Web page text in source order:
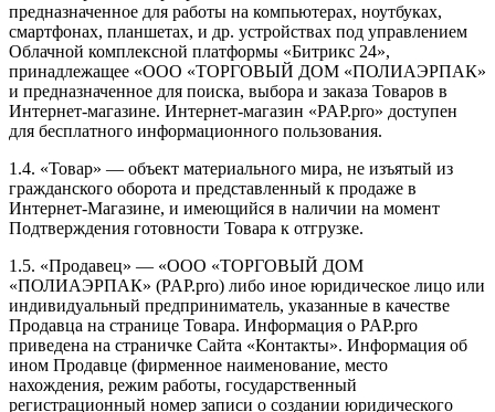
предназначенное для работы на компьютерах, ноутбуках,
смартфонах, планшетах, и др. устройствах под управлением
Облачной комплексной платформы «Битрикс 24»,
принадлежащее «ООО «ТОРГОВЫЙ ДОМ «ПОЛИАЭРПАК»
и предназначенное для поиска, выбора и заказа Товаров в
Интернет-магазине. Интернет-магазин «PAP.pro» доступен
для бесплатного информационного пользования.
1.4. «Товар» — объект материального мира, не изъятый из
гражданского оборота и представленный к продаже в
Интернет-Магазине, и имеющийся в наличии на момент
Подтверждения готовности Товара к отгрузке.
1.5. «Продавец» — «ООО «ТОРГОВЫЙ ДОМ
«ПОЛИАЭРПАК» (PAP.pro) либо иное юридическое лицо или
индивидуальный предприниматель, указанные в качестве
Продавца на странице Товара. Информация о PAP.pro
приведена на страничке Сайта «Контакты». Информация об
ином Продавце (фирменное наименование, место
нахождения, режим работы, государственный
регистрационный номер записи о создании юридического